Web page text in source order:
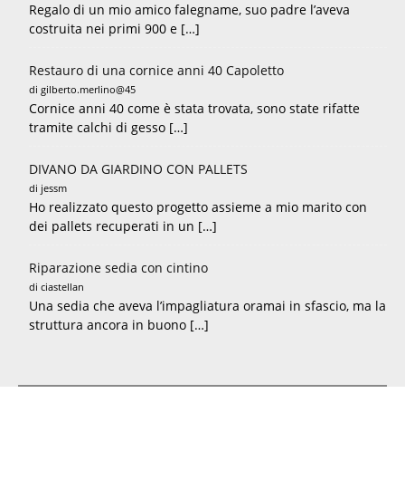
Regalo di un mio amico falegname, suo padre l’aveva
costruita nei primi 900 e […]
Restauro di una cornice anni 40 Capoletto
di gilberto.merlino@45
Cornice anni 40 come è stata trovata, sono state rifatte
tramite calchi di gesso […]
DIVANO DA GIARDINO CON PALLETS
di jessm
Ho realizzato questo progetto assieme a mio marito con
dei pallets recuperati in un […]
Riparazione sedia con cintino
di ciastellan
Una sedia che aveva l’impagliatura oramai in sfascio, ma la
struttura ancora in buono […]